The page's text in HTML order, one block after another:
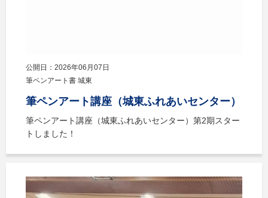
公開日：2026年06月07日
筆ペンアート書 城東
筆ペンアート講座（城東ふれあいセンター）
筆ペンアート講座（城東ふれあいセンター）第2期スター
トしました！